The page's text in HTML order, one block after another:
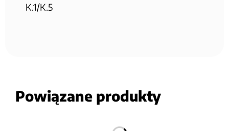
K.1/K.5
Powiązane produkty